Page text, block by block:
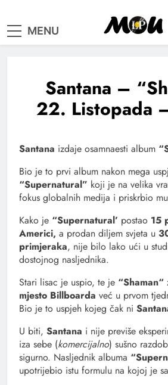
samo
MENU
Santana –
22. Listopada
Santana izdaje osamnaesti album
Bio je to prvi album nakon mega
“Supernatural” koji je na velika
fokus globalnih medija i priskrbio
Kako je “Supernatural’ postao 15
Americi, a prodan diljem svjeta u
primjeraka, nije bilo lako ući u
dostojnog nasljednika.
Stari lisac je uspio, te je “Shaman“
mjesto Billboarda već u prvom
Bio je to uspjeh kojeg čak ni
U biti, Santana i nije previše
iza sebe (komercijalno) sušno
sigurno. Nasljednik albuma
upotrijebio istu formulu na kojoj je